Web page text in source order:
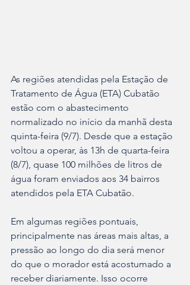
As regiões atendidas pela Estação de
Tratamento de Água (ETA) Cubatão
estão com o abastecimento
normalizado no início da manhã desta
quinta-feira (9/7). Desde que a estação
voltou a operar, às 13h de quarta-feira
(8/7), quase 100 milhões de litros de
água foram enviados aos 34 bairros
atendidos pela ETA Cubatão.
Em algumas regiões pontuais,
principalmente nas áreas mais altas, a
pressão ao longo do dia será menor
do que o morador está acostumado a
receber diariamente. Isso ocorre